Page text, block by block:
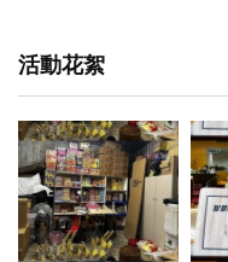
活動花絮